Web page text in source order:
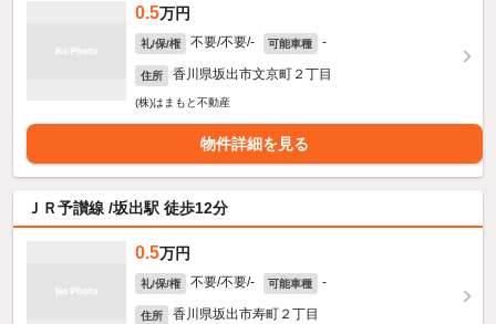
0.5万円
礼/保/権 不要/不要/- 可能車種 -
住所 香川県坂出市文京町２丁目
(株)はまもと不動産
物件詳細を見る
ＪＲ予讃線 /坂出駅 徒歩12分
0.5万円
礼/保/権 不要/不要/- 可能車種 -
住所 香川県坂出市寿町２丁目